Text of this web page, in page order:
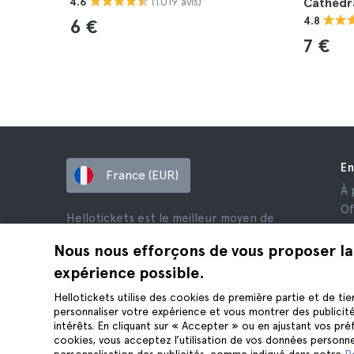
6 € 4.8
7 €
Nous nous efforçons de vous proposer
expérience possible.
Hellotickets utilise des cookies de première partie et de
personnaliser votre expérience et vous montrer des
intérêts. En cliquant sur « Accepter » ou en ajustant vos
cookies, vous acceptez l’utilisation de vos données
France (EUR)
Hellotickets est le meilleur moyen de
dans le monde entier.
© Hello Ticket, SL.
À